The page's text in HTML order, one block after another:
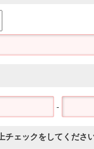
-
チェックをしてくださ